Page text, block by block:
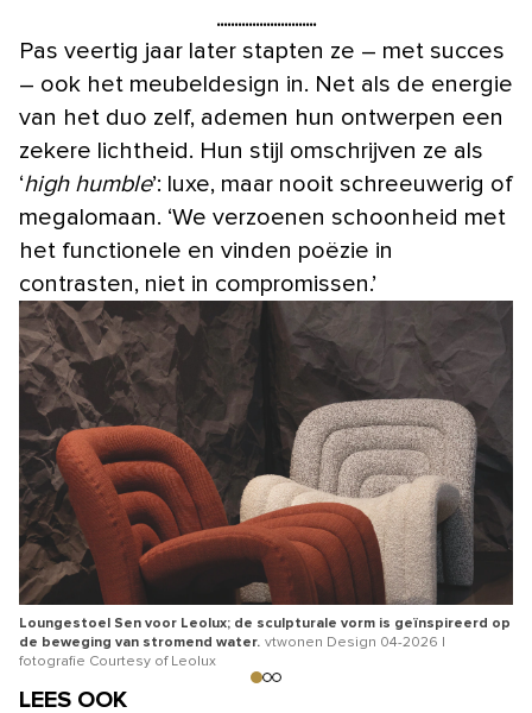
Pas veertig jaar later stapten ze – met succes
– ook het meubeldesign in. Net als de energie
van het duo zelf, ademen hun ontwerpen een
zekere lichtheid. Hun stijl omschrijven ze als
‘high humble’: luxe, maar nooit schreeuwerig of
megalomaan. ‘We verzoenen schoonheid met
het functionele en vinden poëzie in
contrasten, niet in compromissen.’
1
van
3
Loungestoel Sen voor Leolux; de sculpturale vorm is geïnspireerd op
de beweging van stromend water. vtwonen Design 04-2026 |
fotografie Courtesy of Leolux
LEES OOK